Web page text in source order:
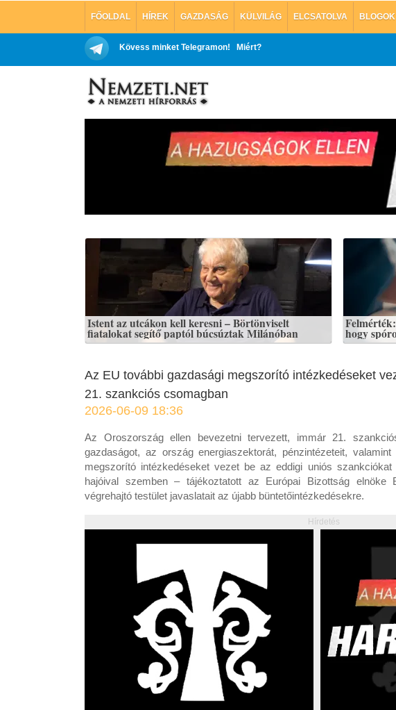
FŐOLDAL HÍREK GAZDASÁG KÜLVILÁG ELCSATOLVA BLOGOK
Kövess minket Telegramon! Miért?
Istent az utcákon kell keresni – Börtönviselt
fiatalokat segítő paptól búcsúztak Milánóban hogy
Az EU további gazdasági megszorító intézkedéseket
21. szankciós csomagban
2026-06-09 18:36
Az Oroszország ellen bevezetni tervezett, immár 21.
gazdaságot, az ország energiaszektorát, pénzintézeteit,
megszorító intézkedéseket vezet be az eddigi uniós
hajóival szemben – tájékoztatott az Európai Bizottság elnöke
végrehajtó testület javaslatait az újabb büntetőintézkedésekre.
Hírdetés